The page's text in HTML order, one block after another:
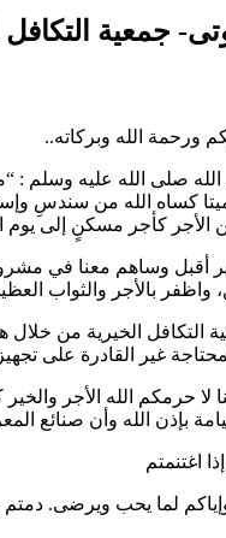
جمعية التكافل
ورحمة الله وبركاته..
صلى الله عليه وسلم :
كساه الله من سندسِ
الأجر كأجر مسكنٍ إلى يوم
أقبل وساهم معنا في
واظفر بالأجر والثواب
التكافل الخيرية من خلال
غير القادرة على
لا حرمكم الله الأجر
بإذن الله وأن صنائع
اغتنمتم
وإياكم لما يحب ويرضى.